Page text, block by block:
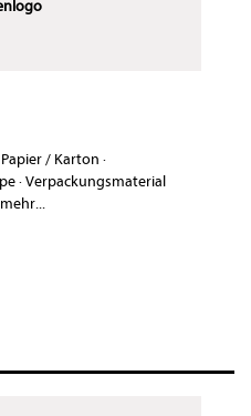
/ Karton ·
·Verpackungsmaterial
mehr...